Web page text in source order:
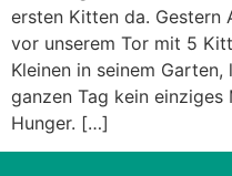
ersten Kitten da. Gestern
vor unserem Tor mit 5
Kleinen in seinem
ganzen Tag kein
Hunger. […]